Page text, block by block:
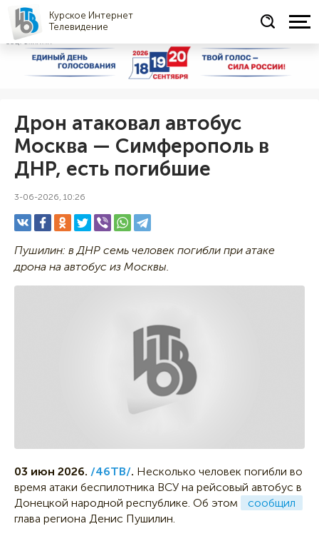
Курское Интернет
Телевидение
СОЦРЕКЛАМА
Дрон атаковал автобус
Москва — Симферополь в
ДНР, есть погибшие
3-06-2026, 10:26
Пушилин: в ДНР семь человек погибли при атаке
дрона на автобус из Москвы.
03 июн 2026. /46ТВ/. Несколько человек погибли во
время атаки беспилотника ВСУ на рейсовый автобус в
Донецкой народной республике. Об этом
сообщил
глава региона Денис Пушилин.